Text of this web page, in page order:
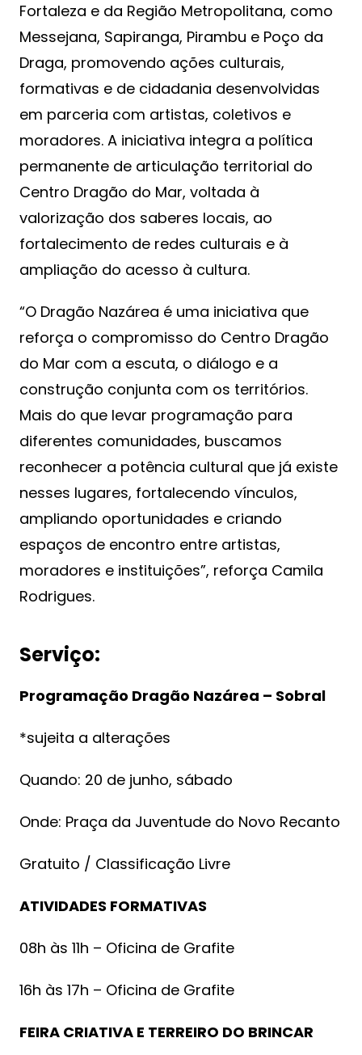
Fortaleza e da Região Metropolitana, como
Messejana, Sapiranga, Pirambu e Poço da
Draga, promovendo ações culturais,
formativas e de cidadania desenvolvidas
em parceria com artistas, coletivos e
moradores. A iniciativa integra a política
permanente de articulação territorial do
Centro Dragão do Mar, voltada à
valorização dos saberes locais, ao
fortalecimento de redes culturais e à
ampliação do acesso à cultura.
“O Dragão Nazárea é uma iniciativa que
reforça o compromisso do Centro Dragão
do Mar com a escuta, o diálogo e a
construção conjunta com os territórios.
Mais do que levar programação para
diferentes comunidades, buscamos
reconhecer a potência cultural que já existe
nesses lugares, fortalecendo vínculos,
ampliando oportunidades e criando
espaços de encontro entre artistas,
moradores e instituições”, reforça Camila
Rodrigues.
Serviço:
Programação Dragão Nazárea – Sobral
*sujeita a alterações
Quando: 20 de junho, sábado
Onde: Praça da Juventude do Novo Recanto
Gratuito / Classificação Livre
ATIVIDADES FORMATIVAS
08h às 11h – Oficina de Grafite
16h às 17h – Oficina de Grafite
FEIRA CRIATIVA E TERREIRO DO BRINCAR